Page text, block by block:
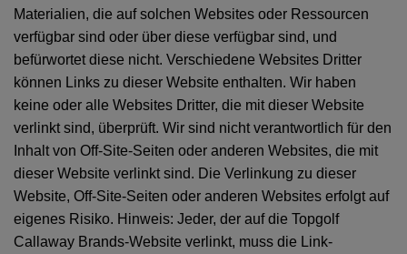
Materialien, die auf solchen Websites oder Ressourcen
verfügbar sind oder über diese verfügbar sind, und
befürwortet diese nicht. Verschiedene Websites Dritter
können Links zu dieser Website enthalten. Wir haben
keine oder alle Websites Dritter, die mit dieser Website
verlinkt sind, überprüft. Wir sind nicht verantwortlich für den
Inhalt von Off-Site-Seiten oder anderen Websites, die mit
dieser Website verlinkt sind. Die Verlinkung zu dieser
Website, Off-Site-Seiten oder anderen Websites erfolgt auf
eigenes Risiko. Hinweis: Jeder, der auf die Topgolf
Callaway Brands-Website verlinkt, muss die Link-